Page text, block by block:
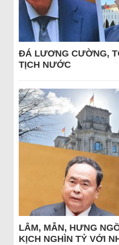
ĐÁ LƯƠNG CƯỜNG,
TỊCH NƯỚC
LÂM, MẪN, HƯNG
KỊCH NGHÌN TỶ VỚI